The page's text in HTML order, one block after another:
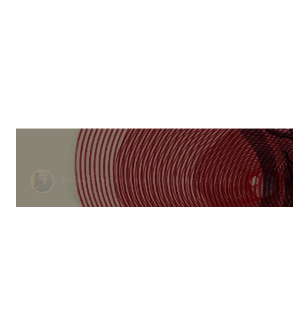
THIAGO THOMÉEM 9 DE JANEIRO DE 2019